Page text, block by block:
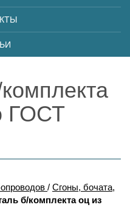
ГОСТ
/ Сгоны, бочата,
б/комплекта оц из